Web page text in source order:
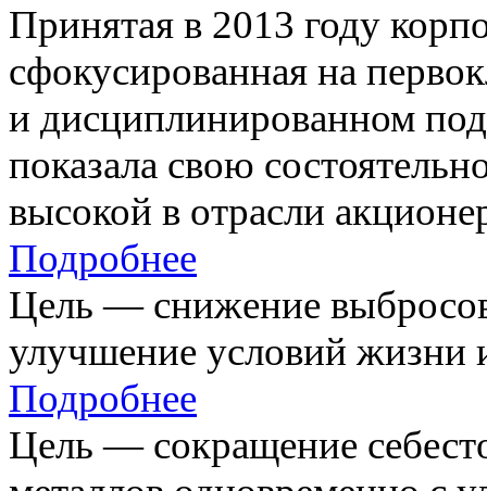
Принятая в 2013 году
сфокусированная на
и дисциплинированном
показала свою
высокой в отрасли
Подробнее
Цель — снижение
улучшение условий жизни
Подробнее
Цель — сокращение